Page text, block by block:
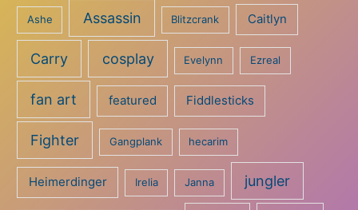
Ashe Assassin Blitzcrank Caitlyn
Carry cosplay Evelynn Ezreal
fan art featured Fiddlesticks
Fighter Gangplank hecarim
Heimerdinger Irelia Janna jungler